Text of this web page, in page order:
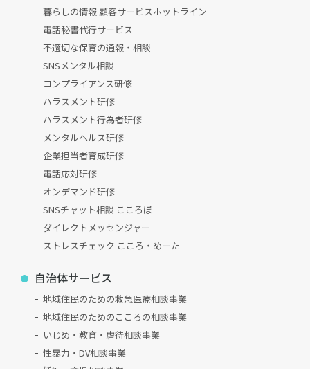
暮らしの情報 顧客サービスホットライン
電話秘書代行サービス
不適切な保育の通報・相談
SNSメンタル相談
コンプライアンス研修
ハラスメント研修
ハラスメント行為者研修
メンタルヘルス研修
企業担当者育成研修
電話応対研修
オンデマンド研修
SNSチャット相談 こころぼ
ダイレクトメッセンジャー
ストレスチェック こころ・めーた
自治体サービス
地域住民のための救急医療相談事業
地域住民のためのこころの相談事業
いじめ・教育・虐待相談事業
性暴力・DV相談事業